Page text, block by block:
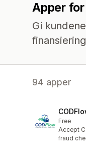
Apper
Gi
94 apper
Free
Accept
fraud